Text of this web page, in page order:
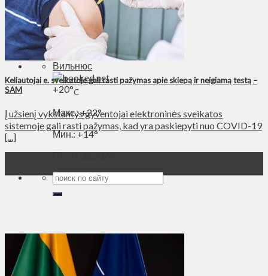
Духовное пространство
Спорт
Технологии
Энергетика
Вильнюс
+20°C
Макс.:+22°
Мин.:+14°
Пт, 07.08.2026
Keliautojai e. sveikatoje gali rasti pažymas apie skiepą ir neigiamą testą –
SAM
Į užsienį vykstantys gyventojai elektroninės sveikatos
sistemoje gali rasti pažymas, kad yra paskiepyti nuo COVID-19
[...]